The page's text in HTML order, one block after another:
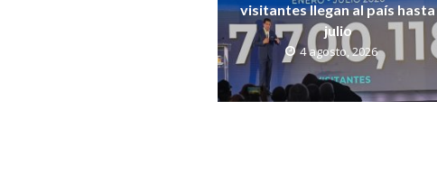
visitantes llegan al país hasta
julio
4 agosto, 2026